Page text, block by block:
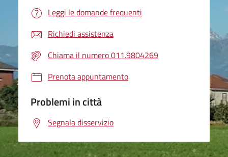
Leggi le domande frequenti
Richiedi assistenza
Chiama il numero 011.9804269
Prenota appuntamento
Problemi in città
Segnala disservizio